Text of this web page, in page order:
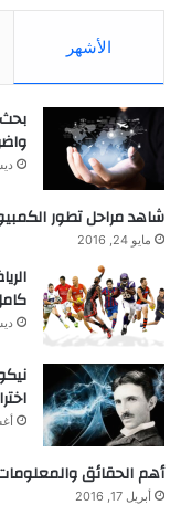
الأشهر
شاهد مراحل تطور
مايو 24, 2016
أهم الحقائق
أبريل 17, 2016